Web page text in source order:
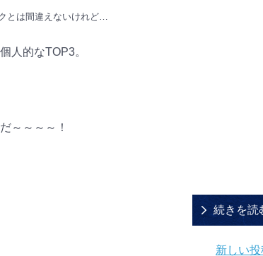
とは間違えないけれど…
人的なTOP3。
～～～～！
続きを読
新しい